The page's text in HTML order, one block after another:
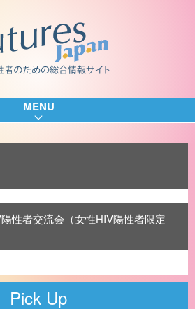
MENU
性者交流会（女性HIV陽性者限定
Pick Up